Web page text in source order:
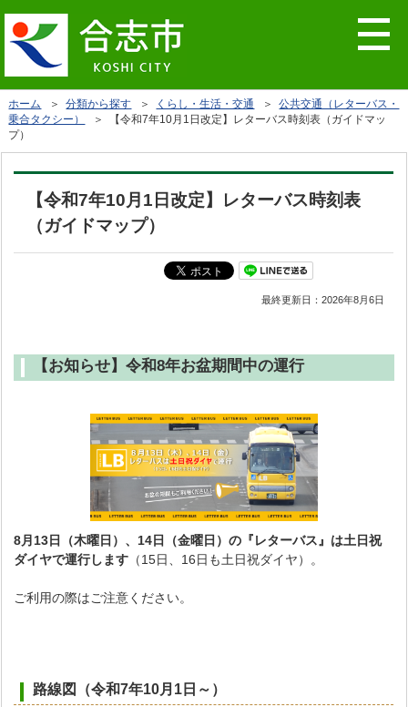
ホーム ＞分類から探す ＞ くらし・生活・交通 ＞公共交通（レターバス・
乗合タクシー）
＞ 【令和7年10月1日改定】レターバス時刻表（ガイドマッ
プ）
【令和7年10月1日改定】レターバス時刻表
（ガイドマップ）
最終更新日：2026年8月6日
【お知らせ】令和8年お盆期間中の運行
8月13日（木曜日）、14日（金曜日）の『レターバス』は土日祝
ダイヤで運行します （15日、16日も土日祝ダイヤ）。
ご利用の際はご注意ください。
路線図（令和7年10月1日～）